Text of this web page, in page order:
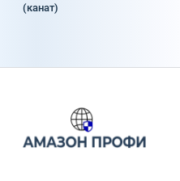
(канат)